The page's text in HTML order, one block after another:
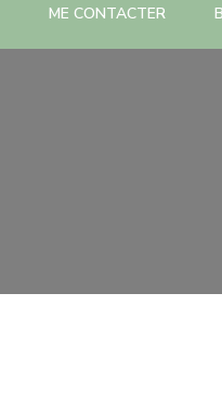
ME CONTACTER